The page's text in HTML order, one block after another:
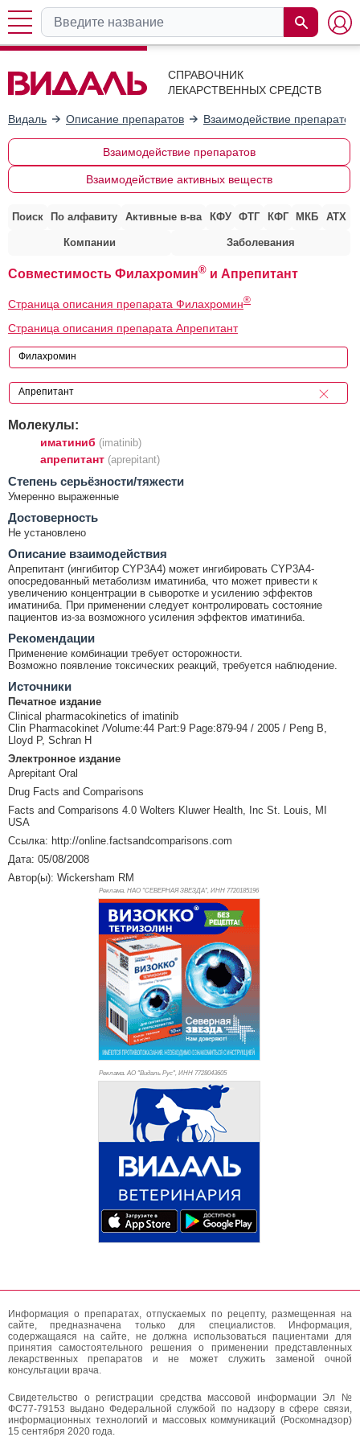
СПРАВОЧНИК
ЛЕКАРСТВЕННЫХ СРЕДСТВ
Видаль Описание препаратов Взаимодействие препаратов
Взаимодействие препаратов
Взаимодействие активных веществ
Поиск По алфавиту Активные в-ва КФУ ФТГ КФГ МКБ АТХ
Компании Заболевания
Совместимость Филахромин® и Апрепитант
Страница описания препарата Филахромин®
Страница описания препарата Апрепитант
Молекулы:
иматиниб (imatinib)
апрепитант (aprepitant)
Cтепень серьёзности/тяжести
Умеренно выраженные
Достоверность
Не установлено
Описание взаимодействия
Апрепитант (ингибитор CYP3A4) может ингибировать CYP3A4-
опосредованный метаболизм иматиниба, что может привести к
увеличению концентрации в сыворотке и усилению эффектов
иматиниба. При применении следует контролировать состояние
пациентов из-за возможного усиления эффектов иматиниба.
Рекомендации
Применение комбинации требует осторожности.
Возможно появление токсических реакций, требуется наблюдение.
Источники
Печатное издание
Clinical pharmacokinetics of imatinib
Clin Pharmacokinet /Volume:44 Part:9 Page:879-94 / 2005 / Peng B,
Lloyd P, Schran H
Электронное издание
Aprepitant Oral
Drug Facts and Comparisons
Facts and Comparisons 4.0 Wolters Kluwer Health, Inc St. Louis, MI
USA
Ссылка: http://online.factsandcomparisons.com
Дата: 05/08/2008
Автор(ы): Wickersham RM
Реклама. НАО "СЕВЕРНАЯ ЗВЕЗДА", ИНН 7720185196
Реклама. АО "Видаль Рус", ИНН 7728043605
Информация о препаратах, отпускаемых по рецепту, размещенная на
сайте, предназначена только для специалистов. Информация,
содержащаяся на сайте, не должна использоваться пациентами для
принятия самостоятельного решения о применении представленных
лекарственных препаратов и не может служить заменой очной
консультации врача.
Свидетельство о регистрации средства массовой информации Эл №
ФС77-79153 выдано Федеральной службой по надзору в сфере связи,
информационных технологий и массовых коммуникаций (Роскомнадзор)
15 сентября 2020 года.